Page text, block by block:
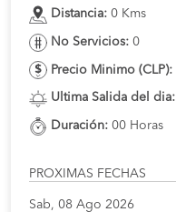
Distancia: 0 Kms
No Servicios: 0
Precio Minimo (CLP):
Ultima Salida del dia:
Duración: 00 Horas
PROXIMAS FECHAS
Sab, 08 Ago 2026